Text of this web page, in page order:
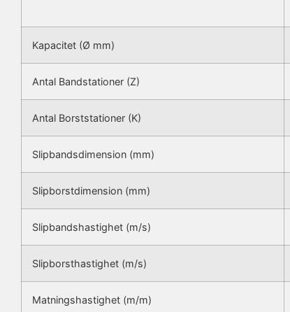
Kapacitet (Ø mm)
Antal Bandstationer (Z)
Antal Borststationer (K)
Slipbandsdimension (mm)
Slipborstdimension (mm)
Slipbandshastighet (m/s)
Slipborsthastighet (m/s)
Matningshastighet (m/m)